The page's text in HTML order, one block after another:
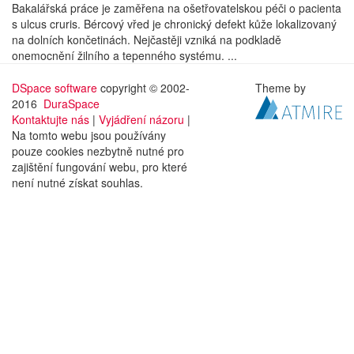
Bakalářská práce je zaměřena na ošetřovatelskou péči o pacienta
s ulcus cruris. Bércový vřed je chronický defekt kůže lokalizovaný
na dolních končetinách. Nejčastěji vzniká na podkladě
onemocnění žilního a tepenného systému. ...
DSpace software copyright © 2002-
2016 DuraSpace
Kontaktujte nás | Vyjádření názoru |
Na tomto webu jsou používány
pouze cookies nezbytně nutné pro
zajištění fungování webu, pro které
není nutné získat souhlas.
Theme by